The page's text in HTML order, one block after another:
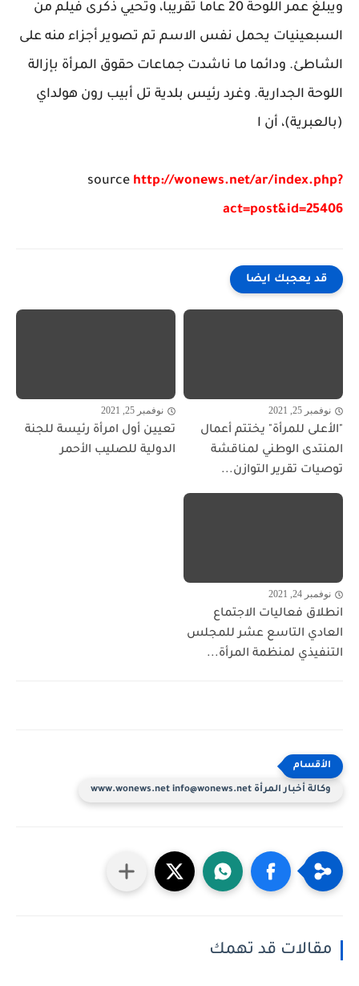
ويبلغ عمر اللوحة 20 عاما تقريبا، وتحيي ذكرى فيلم من
السبعينيات يحمل نفس الاسم تم تصوير أجزاء منه على
الشاطئ. ودائما ما ناشدت جماعات حقوق المرأة بإزالة
اللوحة الجدارية. وغرد رئيس بلدية تل أبيب رون هولداي
(بالعبرية)، أن ا
source http://wonews.net/ar/index.php?
act=post&id=25406
قد يعجبك ايضا
نوفمبر 25, 2021
"الأعلى للمرأة" يختتم أعمال
المنتدى الوطني لمناقشة
توصيات تقرير التوازن...
نوفمبر 25, 2021
تعيين أول امرأة رئيسة للجنة
الدولية للصليب الأحمر
نوفمبر 24, 2021
انطلاق فعاليات الاجتماع
العادي التاسع عشر للمجلس
التنفيذي لمنظمة المرأة...
وكالة أخبار المرأة www.wonews.net info@wonews.net
مقالات قد تهمك